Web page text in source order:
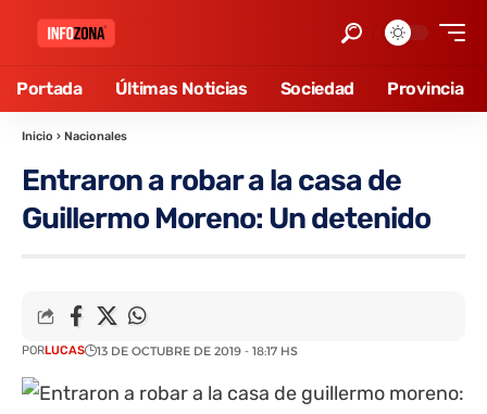
Portada Últimas Noticias Sociedad Provincia
Inicio › Nacionales
Entraron a robar a la casa de
Guillermo Moreno: Un detenido
PORLUCAS 13 DE OCTUBRE DE 2019 - 18:17 HS